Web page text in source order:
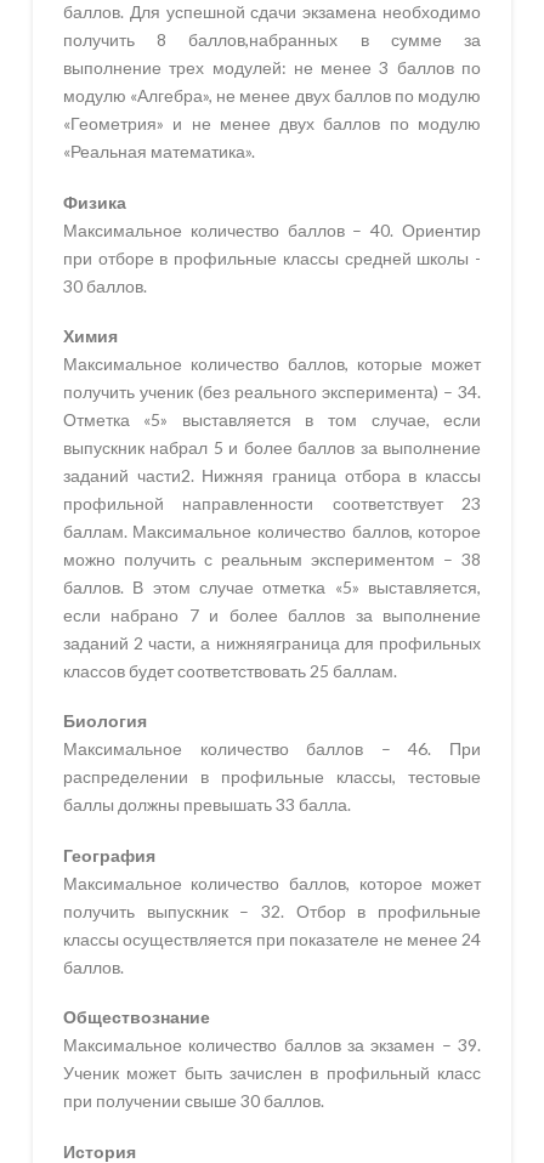
баллов. Для успешной сдачи экзамена необходимо
получить 8 баллов,набранных в сумме за
выполнение трех модулей: не менее 3 баллов по
модулю «Алгебра», не менее двух баллов по модулю
«Геометрия» и не менее двух баллов по модулю
«Реальная математика».
Физика
Максимальное количество баллов – 40. Ориентир
при отборе в профильные классы средней школы -
30 баллов.
Химия
Максимальное количество баллов, которые может
получить ученик (без реального эксперимента) – 34.
Отметка «5» выставляется в том случае, если
выпускник набрал 5 и более баллов за выполнение
заданий части2. Нижняя граница отбора в классы
профильной направленности соответствует 23
баллам. Максимальное количество баллов, которое
можно получить с реальным экспериментом – 38
баллов. В этом случае отметка «5» выставляется,
если набрано 7 и более баллов за выполнение
заданий 2 части, а нижняяграница для профильных
классов будет соответствовать 25 баллам.
Биология
Максимальное количество баллов – 46. При
распределении в профильные классы, тестовые
баллы должны превышать 33 балла.
География
Максимальное количество баллов, которое может
получить выпускник – 32. Отбор в профильные
классы осуществляется при показателе не менее 24
баллов.
Обществознание
Максимальное количество баллов за экзамен – 39.
Ученик может быть зачислен в профильный класс
при получении свыше 30 баллов.
История